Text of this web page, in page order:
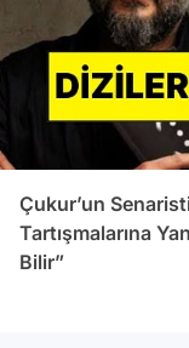
Çukur’un
Tartışmalarına
Bilir”